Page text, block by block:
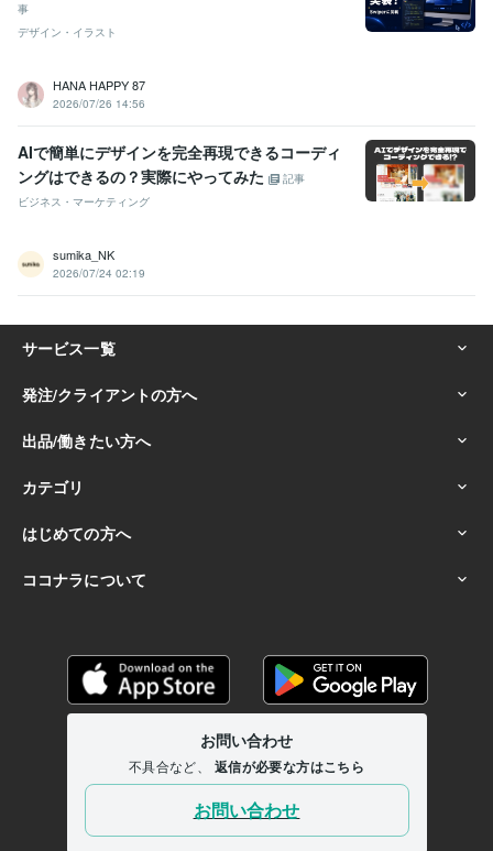
事
デザイン・イラスト
HANA HAPPY 87
2026/07/26 14:56
AIで簡単にデザインを完全再現できるコーディ
ングはできるの？実際にやってみた
記事
ビジネス・マーケティング
sumika_NK
2026/07/24 02:19